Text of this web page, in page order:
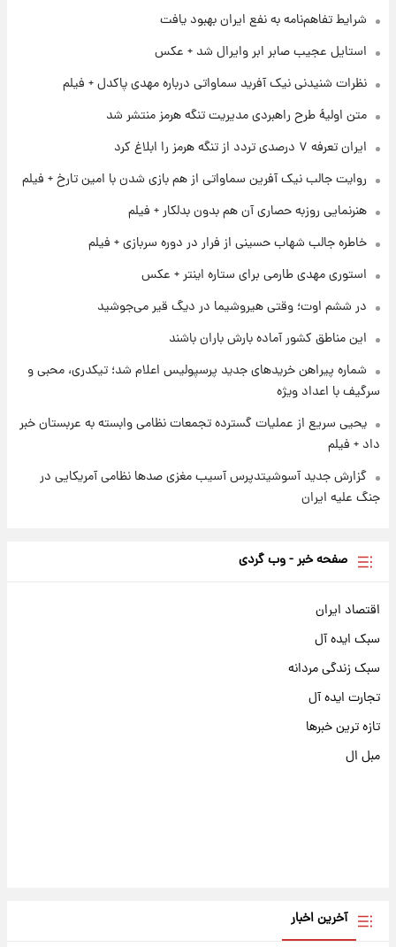
۱ روز پیش
شارژ جدید کالابرگ برای سه دهک؛ جزئیات اعلام
۱ روز پیش
شرایط تازه فروش اقساطی سایپا اعلام شد؛
شاهین، کوییک، اطلس، سهند و ساینا با اقساط
بلندمدت + جدول
سیگنال‌های جدید برای بازار طلا؛ پیش‌بینی
قیمت سکه و طلا فردا
شرایط تفاهم‌نامه به نفع ایران بهبود یافت
استایل عجیب صابر ابر وایرال شد + عکس
نظرات شنیدنی نیک آفرید سماواتی درباره مهدی پاکدل + فیلم
متن اولیۀ طرح راهبردی مدیریت تنگه هرمز منتشر شد
ایران تعرفه ۷ درصدی تردد از تنگه هرمز را ابلاغ کرد
روایت جالب نیک آفرین سماواتی از هم بازی شدن با امین تارخ + فیلم
هنرنمایی روزبه حصاری آن هم بدون بدلکار + فیلم
خاطره جالب شهاب حسینی از فرار در دوره سربازی + فیلم
استوری مهدی طارمی برای ستاره اینتر + عکس
در ششم اوت؛ وقتی هیروشیما در دیگ قیر می‌جوشید
این مناطق کشور آماده بارش باران باشند
شماره پیراهن خریدهای جدید پرسپولیس اعلام شد؛ تیکدری، محبی و
سرگیف با اعداد ویژه
یحیی سریع از عملیات گسترده تجمعات نظامی وابسته به عربستان خبر
داد + فیلم
گزارش جدید آسوشیتدپرس آسیب مغزی صدها نظامی آمریکایی در
جنگ علیه ایران
صفحه خبر - وب گردی
اقتصاد ایران
سبک ایده آل
سبک زندگی مردانه
تجارت ایده آل
تازه ترین خبرها
مبل ال
آخرین اخبار